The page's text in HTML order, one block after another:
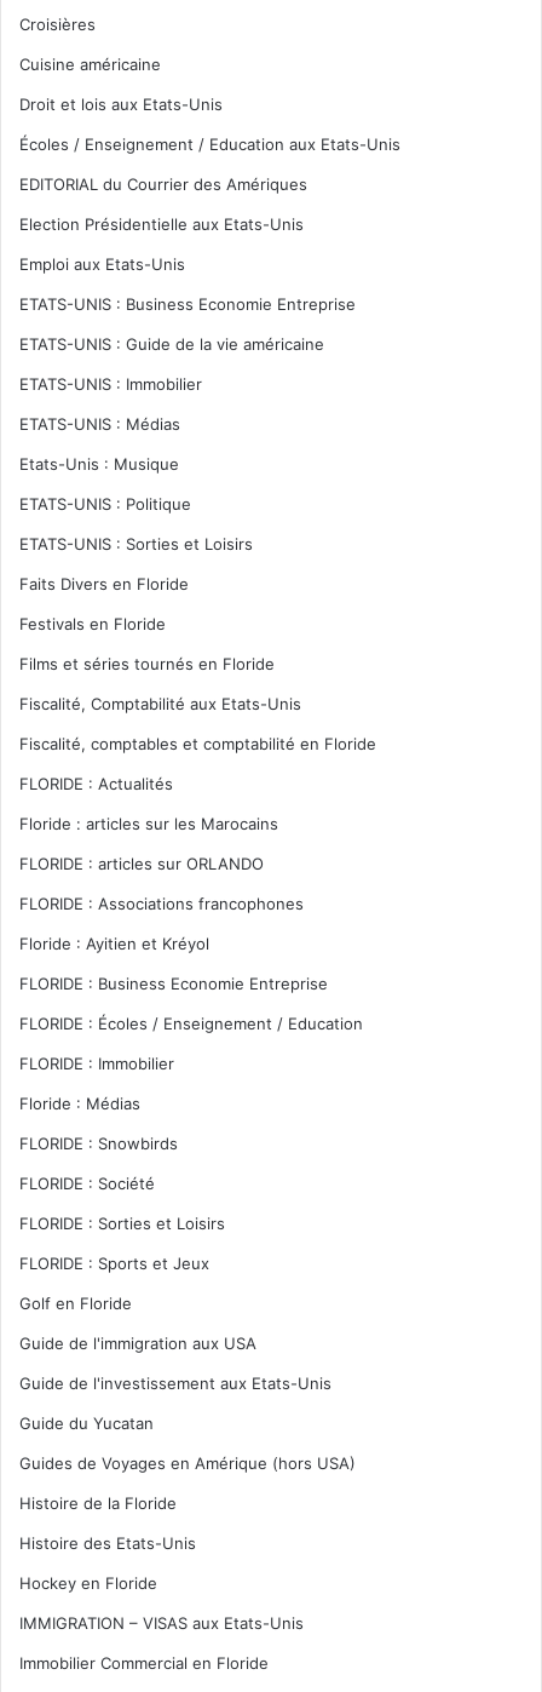
Croisières
Cuisine américaine
Droit et lois aux Etats-Unis
Écoles / Enseignement / Education aux Etats-Unis
EDITORIAL du Courrier des Amériques
Election Présidentielle aux Etats-Unis
Emploi aux Etats-Unis
ETATS-UNIS : Business Economie Entreprise
ETATS-UNIS : Guide de la vie américaine
ETATS-UNIS : Immobilier
ETATS-UNIS : Médias
Etats-Unis : Musique
ETATS-UNIS : Politique
ETATS-UNIS : Sorties et Loisirs
Faits Divers en Floride
Festivals en Floride
Films et séries tournés en Floride
Fiscalité, Comptabilité aux Etats-Unis
Fiscalité, comptables et comptabilité en Floride
FLORIDE : Actualités
Floride : articles sur les Marocains
FLORIDE : articles sur ORLANDO
FLORIDE : Associations francophones
Floride : Ayitien et Kréyol
FLORIDE : Business Economie Entreprise
FLORIDE : Écoles / Enseignement / Education
FLORIDE : Immobilier
Floride : Médias
FLORIDE : Snowbirds
FLORIDE : Société
FLORIDE : Sorties et Loisirs
FLORIDE : Sports et Jeux
Golf en Floride
Guide de l'immigration aux USA
Guide de l'investissement aux Etats-Unis
Guide du Yucatan
Guides de Voyages en Amérique (hors USA)
Histoire de la Floride
Histoire des Etats-Unis
Hockey en Floride
IMMIGRATION – VISAS aux Etats-Unis
Immobilier Commercial en Floride